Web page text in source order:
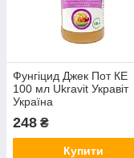
Фунгіцид Джек Пот КЕ
100 мл Ukravit Укравіт
Україна
248 ₴
Купити